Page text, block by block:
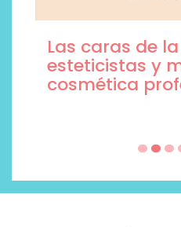
Las caras de
esteticistas y
cosmética